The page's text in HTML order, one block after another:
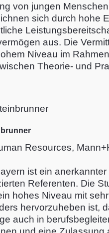
von jungen
sich durch hohe
aus. Die
Niveau im
Theorie- und
Resources,
ist ein
Referenten. Die
hohes Niveau mit
hervorzuheben ist,
auch in